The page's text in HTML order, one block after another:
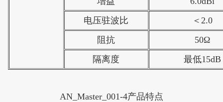
电压驻波比
＜2.0
阻抗
50Ω
隔离度
最低15dB
AN_Master_001-4产品特点​